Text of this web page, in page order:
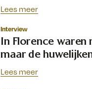
Lees meer
Interview
In Florence waren
maar de
Lees meer